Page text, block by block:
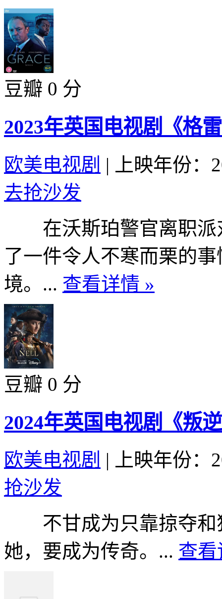
豆瓣 0 分
2023年英国电视剧《格
欧美电视剧 |
上映年份：
去抢沙发
在沃斯珀警官离职派
了一件令人不寒而栗的
境。... 查看详情 »
豆瓣 0 分
2024年英国电视剧《叛
欧美电视剧 |
上映年份：
抢沙发
不甘成为只靠掠夺和
她，要成为传奇。... 查看